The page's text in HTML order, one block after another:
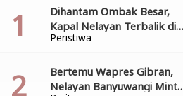
Peristiwa
Dihantam Ombak Besar,
Kapal Nelayan Terbalik di
Pantai Grajagan, Tim SAR
Operasi Pencarian Korban
Kecelakaan
Bertemu Wapres Gibran,
Nelayan Banyuwangi Minta